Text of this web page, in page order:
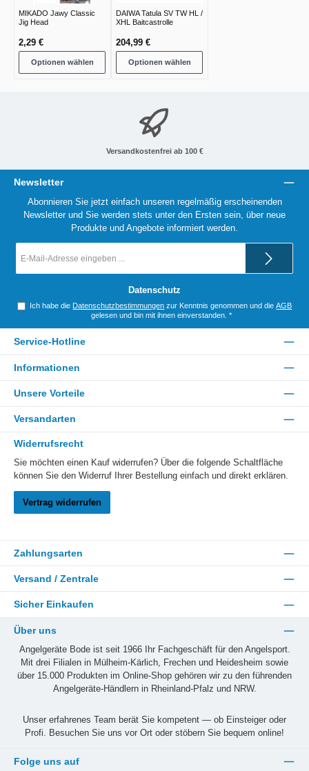
MIKADO Jawy Classic
Jig Head
2,29 €
Optionen wählen
DAIWA Tatula SV TW HL /
XHL Baitcastrolle
204,99 €
Optionen wählen
Versandkostenfrei ab 100 €
Newsletter
Abonnieren Sie jetzt einfach unseren regelmäßig erscheinenden
Newsletter und Sie werden stets unter den Ersten sein, über neue
Produkte und Angebote informiert werden.
Mail-
Datenschutz
Ich habe die Datenschutzbestimmungen zur Kenntnis genommen und dieAGB
gelesen und bin mit ihnen einverstanden. *
Service-Hotline
Informationen
Unsere Vorteile
Versandarten
Widerrufsrecht
Sie möchten einen Kauf widerrufen? Über die folgende Schaltfläche
können Sie den Widerruf Ihrer Bestellung einfach und direkt erklären.
Vertrag widerrufen
Zahlungsarten
Versand / Zentrale
Sicher Einkaufen
Über uns
Angelgeräte Bode ist seit 1966 Ihr Fachgeschäft für den Angelsport.
Mit drei Filialen in Mülheim-Kärlich, Frechen und Heidesheim sowie
über 15.000 Produkten im Online-Shop gehören wir zu den führenden
Angelgeräte-Händlern in Rheinland-Pfalz und NRW.
Unser erfahrenes Team berät Sie kompetent — ob Einsteiger oder
Profi. Besuchen Sie uns vor Ort oder stöbern Sie bequem online!
Folge uns auf